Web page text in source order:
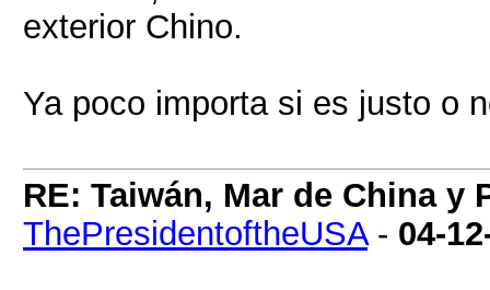
exterior Chino.
Ya poco importa si es justo o
RE: Taiwán, Mar de China
ThePresidentoftheUSA- 04-